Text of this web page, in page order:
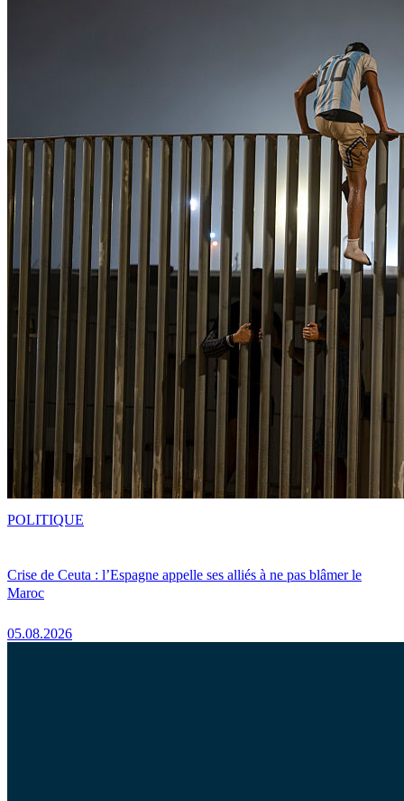
Crise de Ceuta : l’Espagne appelle ses alliés à ne pas blâmer le
Maroc
05.08.2026
POLITIQUE